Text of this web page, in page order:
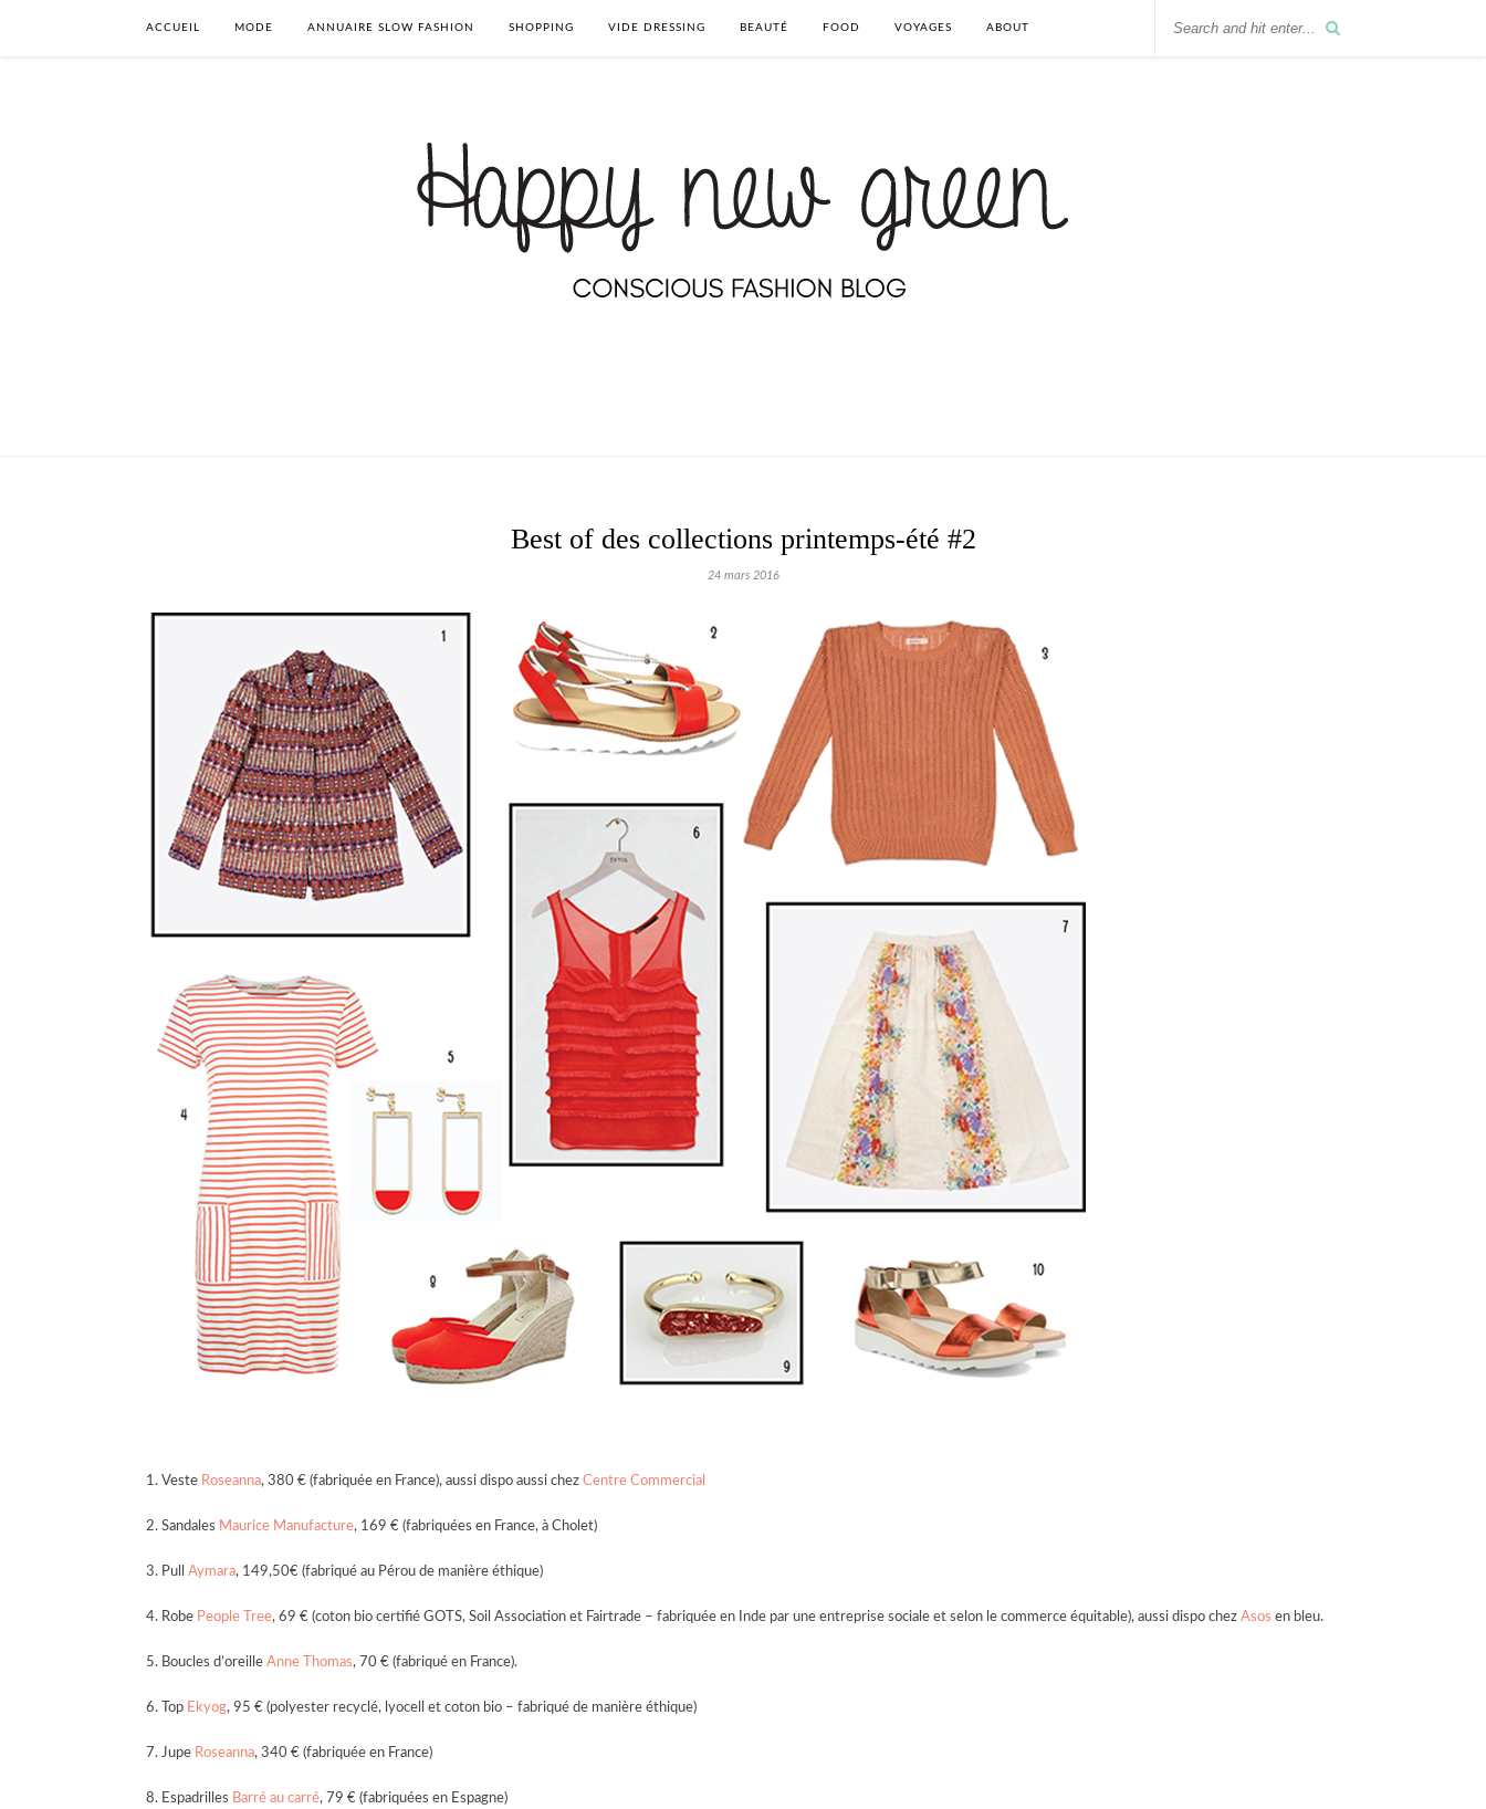
ACCUEIL MODE ANNUAIRE SLOW FASHION SHOPPING VIDE DRESSING BEAUTÉ FOOD VOYAGES ABOUT
Best of des collections printemps-été #2
24 mars 2016
1. Veste Roseanna, 380 € (fabriquée en France), aussi dispo aussi chez Centre Commercial
2. Sandales Maurice Manufacture, 169 € (fabriquées en France, à Cholet)
3. Pull Aymara, 149,50€ (fabriqué au Pérou de manière éthique)
4. Robe People Tree, 69 € (coton bio certifié GOTS, Soil Association et Fairtrade – fabriquée en Inde par une entreprise sociale et selon le commerce équitable), aussi dispo chez Asos en bleu.
5. Boucles d’oreille Anne Thomas, 70 € (fabriqué en France).
6. Top Ekyog, 95 € (polyester recyclé, lyocell et coton bio – fabriqué de manière éthique)
7. Jupe Roseanna, 340 € (fabriquée en France)
8. Espadrilles Barré au carré, 79 € (fabriquées en Espagne)